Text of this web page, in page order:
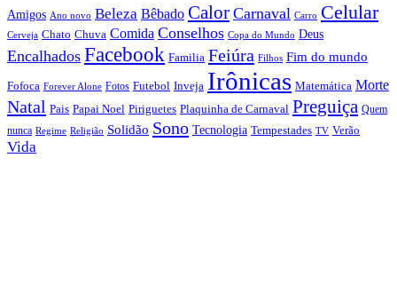
Amigos Ano novo Beleza Bêbado Calor Carnaval Carro Celular
Cerveja Chato Chuva Comida Conselhos Copa do Mundo Deus
Encalhados Facebook Familia Feiúra Filhos Fim do mundo
Fofoca Forever Alone Fotos Futebol Inveja Irônicas Matemática Morte
Natal Pais Papai Noel Piriguetes Plaquinha de Carnaval Preguiça Quem
nunca Regime Religião Solidão Sono Tecnologia Tempestades TV Verão
Vida